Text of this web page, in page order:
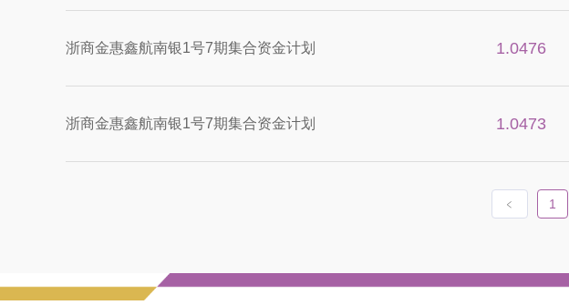
浙商金惠鑫航南银1号7期集合资金计划 1.0476
浙商金惠鑫航南银1号7期集合资金计划 1.0473
﹤ 1